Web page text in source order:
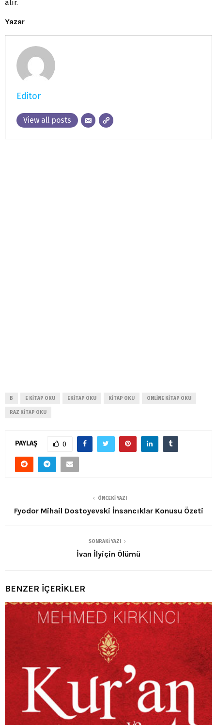
alır.
Yazar
Editor
View all posts
B E KITAP OKU EKITAP OKU KITAP OKU ONLINE KITAP OKU
RAZ KITAP OKU
PAYLAŞ 0
ÖNCEKI YAZI
Fyodor Mihail Dostoyevski İnsancıklar Konusu Özeti
SONRAKI YAZI
İvan İlyiçin Ölümü
BENZER İÇERİKLER